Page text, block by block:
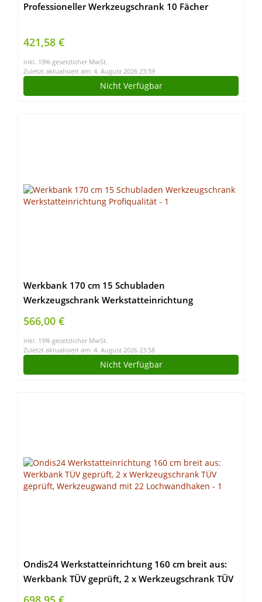
Professioneller Werkzeugschrank 10 Fächer
421,58 €
inkl. 19% gesetzlicher MwSt.
Zuletzt aktualisiert am: 4. August 2026 23:59
Nicht Verfügbar
Werkbank 170 cm 15 Schubladen
Werkzeugschrank Werkstatteinrichtung
Profiqualität
566,00 €
inkl. 19% gesetzlicher MwSt.
Zuletzt aktualisiert am: 4. August 2026 23:58
Nicht Verfügbar
Ondis24 Werkstatteinrichtung 160 cm breit aus:
Werkbank TÜV geprüft, 2 x Werkzeugschrank TÜV
geprüft, Werkzeugwand mit 22 Lochwandhaken